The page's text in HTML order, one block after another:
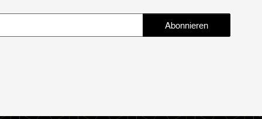
AbonnierenAbonnieren